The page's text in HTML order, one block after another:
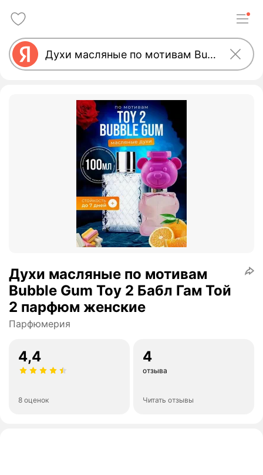
Духи масляные по мотивам
Bubble Gum Toy 2 Бабл Гам Той
2 парфюм женские
Парфюмерия
4,4
8 оценок
4
отзыва
Читать отзывы